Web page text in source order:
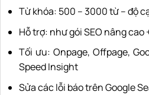
Từ khóa: 500 – 3000 từ – độ
Hỗ trợ: như gói SEO nâng cao
Tối ưu: Onpage, Offpage,
Speed Insight
Sửa các lỗi báo trên Google